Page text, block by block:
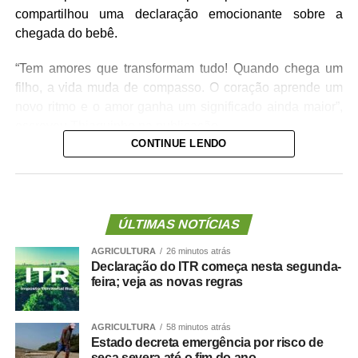
compartilhou uma declaração emocionante sobre a
chegada do bebê.
“Tem amores que transformam tudo! Quando chega um
filho, a vida muda de compasso. O coração aprende um
Na mensagem, o cantor também desejou um feliz Dia dos
lado de quem faz o coração bater mais forte!”, declarou.
https://www.instagram.com/stories/thiaguinho/
hl=pt-br
CONTINUE LENDO
ÚLTIMAS NOTÍCIAS
AGRICULTURA 26 minutos atrás
Declaração do ITR começa nesta segunda-
feira; veja as novas regras
AGRICULTURA 58 minutos atrás
Estado decreta emergência por risco de